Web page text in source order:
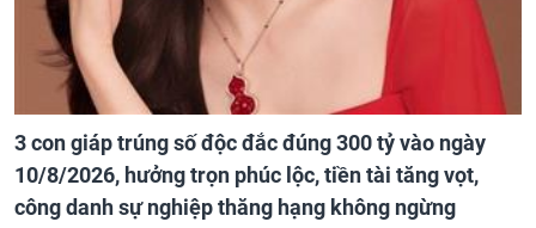
3 con giáp trúng số độc đắc đúng 300 tỷ vào ngày
10/8/2026, hưởng trọn phúc lộc, tiền tài tăng vọt,
công danh sự nghiệp thăng hạng không ngừng